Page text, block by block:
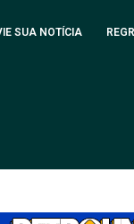
SUA NOTÍCIA